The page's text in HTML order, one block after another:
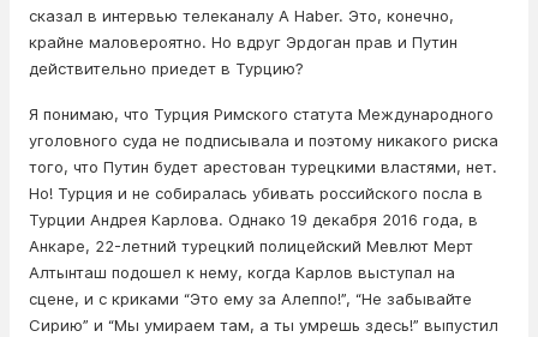
сказал в интервью телеканалу A Haber. Это, конечно,
крайне маловероятно. Но вдруг Эрдоган прав и Путин
действительно приедет в Турцию?
Я понимаю, что Турция Римского статута Международного
уголовного суда не подписывала и поэтому никакого риска
того, что Путин будет арестован турецкими властями, нет.
Но! Турция и не собиралась убивать российского посла в
Турции Андрея Карлова. Однако 19 декабря 2016 года, в
Анкаре, 22-летний турецкий полицейский Мевлют Мерт
Алтынташ подошел к нему, когда Карлов выступал на
сцене, и с криками “Это ему за Алеппо!”, “Не забывайте
Сирию” и “Мы умираем там, а ты умрешь здесь!” выпустил